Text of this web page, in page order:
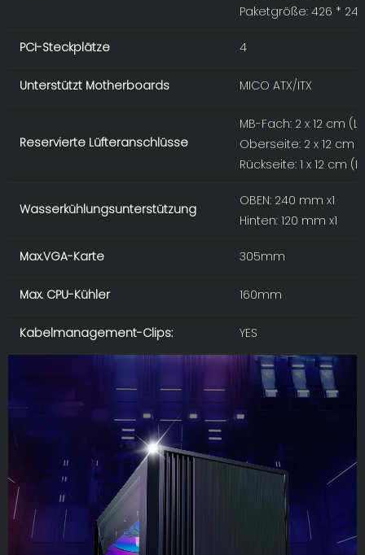
Paketgröße: 426 *
PCI-Steckplätze 4
Unterstützt Motherboards MICO ATX/ITX
Reservierte Lüfteranschlüsse
MB-Fach: 2 x 12 cm
Oberseite: 2 x 12 cm
Rückseite: 1 x 12 cm
Wasserkühlungsunterstützung
OBEN: 240 mm x1
Hinten: 120 mm x1
Max.VGA-Karte 305mm
Max. CPU-Kühler 160mm
Kabelmanagement-Clips: YES